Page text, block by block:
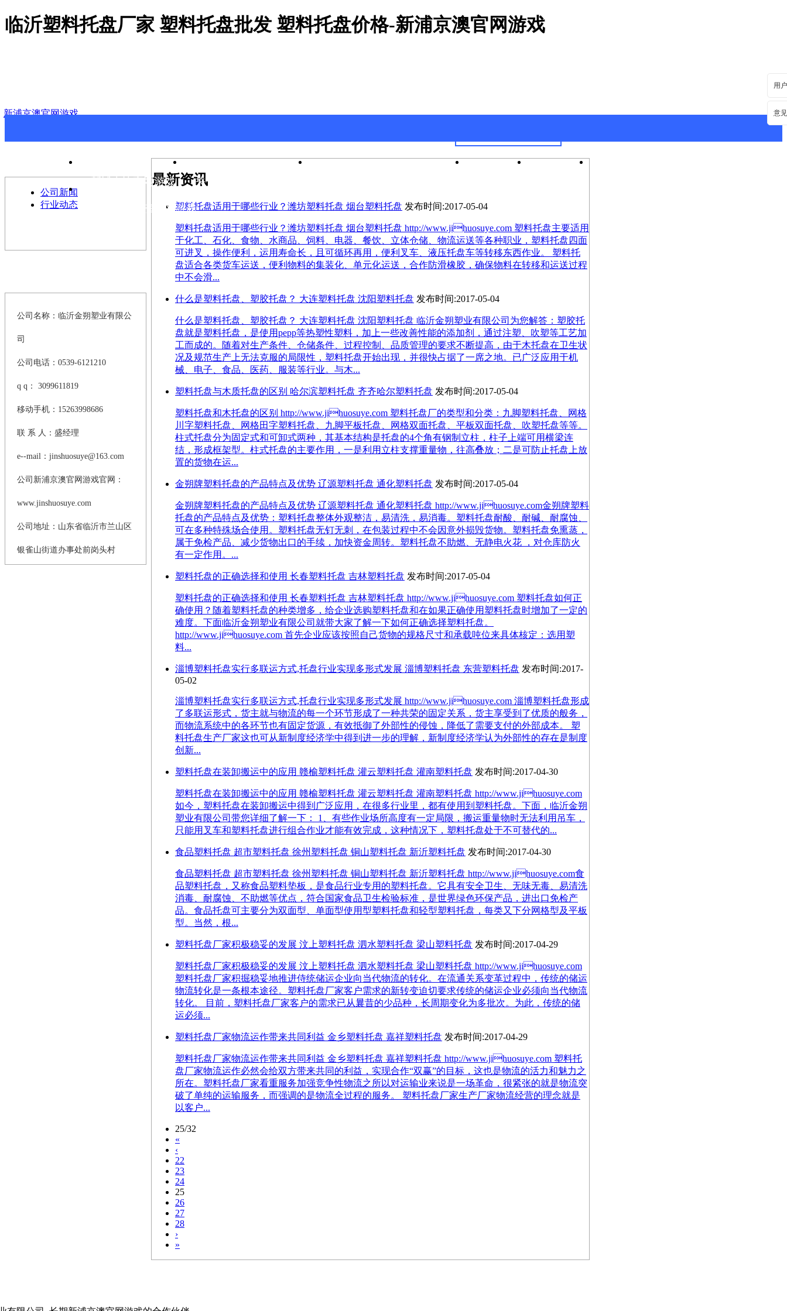
临沂塑料托盘厂家 塑料托盘批发 塑料托盘价格-新浦京澳官网游戏
用
意
新浦京澳官网游戏
新浦京澳官网游戏 关于新浦京澳官网游戏
联系新浦京澳官网游戏
最新资讯
塑料托盘适用于哪些行业？潍坊塑料托盘 烟台塑料托盘 发布时间:2017-05-04
塑料托盘适用于哪些行业？潍坊塑料托盘 烟台塑料托盘 http://www.jihuosuye.com 塑料托盘主要适用
于化工、石化、食物、水商品、饲料、电器、餐饮、立体仓储、物流运送等各种职业，塑料托盘四面
可进叉，操作便利，运用寿命长，且可循环再用，便利叉车、液压托盘车等转移东西作业。 塑料托
盘适合各类货车运送，便利物料的集装化、单元化运送，合作防滑橡胶，确保物料在转移和运送过程
中不会滑...
什么是塑料托盘、塑胶托盘？ 大连塑料托盘 沈阳塑料托盘 发布时间:2017-05-04
什么是塑料托盘、塑胶托盘？ 大连塑料托盘 沈阳塑料托盘 临沂金朔塑业有限公司为您解答：塑胶托
盘就是塑料托盘，是使用pepp等热塑性塑料，加上一些改善性能的添加剂，通过注塑、吹塑等工艺加
工而成的。随着对生产条件、仓储条件、过程控制、品质管理的要求不断提高，由于木托盘在卫生状
况及规范生产上无法克服的局限性，塑料托盘开始出现，并很快占据了一席之地。已广泛应用于机
械、电子、食品、医药、服装等行业。与木...
塑料托盘与木质托盘的区别 哈尔滨塑料托盘 齐齐哈尔塑料托盘 发布时间:2017-05-04
塑料托盘和木托盘的区别 http://www.jihuosuye.com 塑料托盘厂的类型和分类：九脚塑料托盘、网格
川字塑料托盘、网格田字塑料托盘、九脚平板托盘、网格双面托盘、平板双面托盘、吹塑托盘等等。
柱式托盘分为固定式和可卸式两种，其基本结构是托盘的4个角有钢制立柱，柱子上端可用横梁连
结，形成框架型。柱式托盘的主要作用，一是利用立柱支撑重量物，往高叠放；二是可防止托盘上放
置的货物在运...
金朔牌塑料托盘的产品特点及优势 辽源塑料托盘 通化塑料托盘 发布时间:2017-05-04
金朔牌塑料托盘的产品特点及优势 辽源塑料托盘 通化塑料托盘 http://www.jihuosuye.com金朔牌塑料
托盘的产品特点及优势：塑料托盘整体外观整洁，易清洗，易消毒。塑料托盘耐酸、耐碱、耐腐蚀、
可在多种特殊场合使用。塑料托盘无钉无刺，在包装过程中不会因意外损毁货物。塑料托盘免熏蒸，
属于免检产品、减少货物出口的手续，加快资金周转。塑料托盘不助燃、无静电火花 ，对仓库防火
有一定作用。...
塑料托盘的正确选择和使用 长春塑料托盘 吉林塑料托盘 发布时间:2017-05-04
塑料托盘的正确选择和使用 长春塑料托盘 吉林塑料托盘 http://www.jihuosuye.com 塑料托盘如何正
确使用？随着塑料托盘的种类增多，给企业选购塑料托盘和在如果正确使用塑料托盘时增加了一定的
难度。下面临沂金朔塑业有限公司就带大家了解一下如何正确选择塑料托盘。
http://www.jihuosuye.com 首先企业应该按照自己货物的规格尺寸和承载吨位来具体核定：选用塑
料...
淄博塑料托盘实行多联运方式,托盘行业实现多形式发展 淄博塑料托盘 东营塑料托盘 发布时间:2017-
05-02
淄博塑料托盘实行多联运方式,托盘行业实现多形式发展 http://www.jihuosuye.com 淄博塑料托盘形成
了多联运形式，货主就与物流的每一个环节形成了一种共荣的固定关系，货主享受到了优质的般务，
而物流系统中的各环节也有固定货源，有效抵御了外部性的侵蚀，降低了需要支付的外部成本。 塑
料托盘生产厂家这也可从新制度经济学中得到进一步的理解，新制度经济学认为外部性的存在是制度
创新...
塑料托盘在装卸搬运中的应用 赣榆塑料托盘 灌云塑料托盘 灌南塑料托盘 发布时间:2017-04-30
塑料托盘在装卸搬运中的应用 赣榆塑料托盘 灌云塑料托盘 灌南塑料托盘 http://www.jihuosuye.com
如今，塑料托盘在装卸搬运中得到广泛应用，在很多行业里，都有使用到塑料托盘。下面，临沂金朔
塑业有限公司带您详细了解一下： 1、有些作业场所高度有一定局限，搬运重量物时无法利用吊车，
只能用叉车和塑料托盘进行组合作业才能有效完成，这种情况下，塑料托盘处于不可替代的...
食品塑料托盘 超市塑料托盘 徐州塑料托盘 铜山塑料托盘 新沂塑料托盘 发布时间:2017-04-30
食品塑料托盘 超市塑料托盘 徐州塑料托盘 铜山塑料托盘 新沂塑料托盘 http://www.jihuosuye.com食
品塑料托盘，又称食品塑料垫板，是食品行业专用的塑料托盘。它具有安全卫生、无味无毒、易清洗
消毒、耐腐蚀、不助燃等优点，符合国家食品卫生检验标准，是世界绿色环保产品，进出口免检产
品。食品托盘可主要分为双面型、单面型使用型塑料托盘和轻型塑料托盘，每类又下分网格型及平板
型。当然，根...
塑料托盘厂家积极稳妥的发展 汶上塑料托盘 泗水塑料托盘 梁山塑料托盘 发布时间:2017-04-29
塑料托盘厂家积极稳妥的发展 汶上塑料托盘 泗水塑料托盘 梁山塑料托盘 http://www.jihuosuye.com
塑料托盘厂家积掘稳妥地推进侍统储运企业向当代物流的转化。在流通关系变革过程中，传统的储运
物流转化是一条根本途径。塑料托盘厂家客户需求的新转变迫切要求传统的储运企业必须向当代物流
转化。 目前，塑料托盘厂家客户的需求已从曩昔的少品种，长周期变化为多批次。为此，传统的储
运必须...
塑料托盘厂家物流运作带来共同利益 金乡塑料托盘 嘉祥塑料托盘 发布时间:2017-04-29
塑料托盘厂家物流运作带来共同利益 金乡塑料托盘 嘉祥塑料托盘 http://www.jihuosuye.com 塑料托
盘厂家物流运作必然会给双方带来共同的利益，实现合作“双赢”的目标，这也是物流的活力和魅力之
所在。塑料托盘厂家看重服务加强竞争性物流之所以对运输业来说是一场革命，很紧张的就是物流突
破了单纯的运输服务，而强调的是物流全过程的服务。 塑料托盘厂家生产厂家物流经营的理念就是
以客户...
25/32
«
‹
22
23
24
25
26
27
28
›
»
公司新闻
行业动态
公司名称：临沂金朔塑业有限公
司
公司电话：0539-6121210
q q： 3099611819
移动手机：15263998686
联 系 人：盛经理
e--mail： jinshuosuye@163.com
公司新浦京澳官网游戏官网：
www.jinshuosuye.com
公司地址：山东省临沂市兰山区
银雀山街道办事处前岗头村